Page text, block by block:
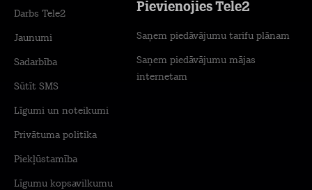
Darbs Tele2
Jaunumi
Sadarbība
Sūtīt SMS
Līgumi un noteikumi
Privātuma politika
Piekļūstamība
Līgumu kopsavilkumu
Pievienojies Tele2
Saņem piedāvājumu tarifu plānam
Saņem piedāvājumu mājas
internetam